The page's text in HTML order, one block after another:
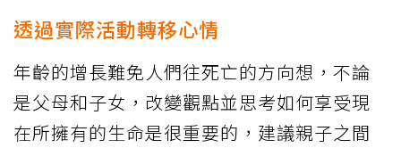
透過實際活動轉移心情
年齡的增長難免人們往死亡的方向想，不論
是父母和子女，改變觀點並思考如何享受現
在所擁有的生命是很重要的，建議親子之間